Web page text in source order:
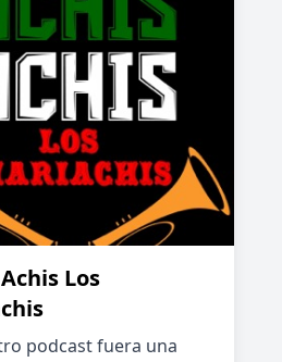
Los
podcast fuera una